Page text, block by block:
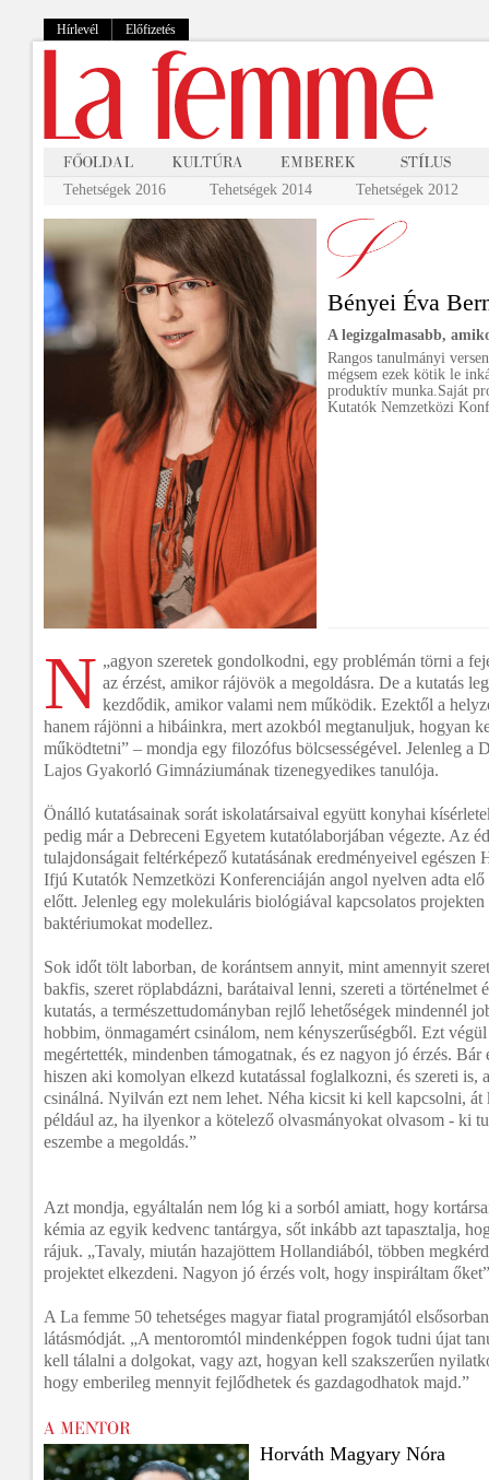
Hírlevél Előfizetés
Tehetségek 2016 Tehetségek 2014 Tehetségek 2012
Bényei Éva
A legizgalmasabb,
Rangos tanulmányi
mégsem ezek kötik le
produktív munka.Saját
Kutatók Nemzetközi
„
N
agyon szeretek gondolkodni, egy problémán törni a
az érzést, amikor rájövök a megoldásra. De a kutatás
kezdődik, amikor valami nem működik. Ezektől a
hanem rájönni a hibáinkra, mert azokból megtanuljuk, hogyan
működtetni” – mondja egy filozófus bölcsességével. Jelenleg a
Lajos Gyakorló Gimnáziumának tizenegyedikes tanulója.
Önálló kutatásainak sorát iskolatársaival együtt konyhai
pedig már a Debreceni Egyetem kutatólaborjában végezte. Az
tulajdonságait feltérképező kutatásának eredményeivel egészen
Ifjú Kutatók Nemzetközi Konferenciáján angol nyelven adta elő
előtt. Jelenleg egy molekuláris biológiával kapcsolatos
baktériumokat modellez.
Sok időt tölt laborban, de korántsem annyit, mint amennyit
bakfis, szeret röplabdázni, barátaival lenni, szereti a történelmet
kutatás, a természettudományban rejlő lehetőségek mindennél
hobbim, önmagamért csinálom, nem kényszerűségből. Ezt
megértették, mindenben támogatnak, és ez nagyon jó érzés.
hiszen aki komolyan elkezd kutatással foglalkozni, és szereti is,
csinálná. Nyilván ezt nem lehet. Néha kicsit ki kell kapcsolni,
például az, ha ilyenkor a kötelező olvasmányokat olvasom - ki
eszembe a megoldás.”
Azt mondja, egyáltalán nem lóg ki a sorból amiatt, hogy
kémia az egyik kedvenc tantárgya, sőt inkább azt tapasztalja,
rájuk. „Tavaly, miután hazajöttem Hollandiából, többen
projektet elkezdeni. Nagyon jó érzés volt, hogy inspiráltam
A La femme 50 tehetséges magyar fiatal programjától
látásmódját. „A mentoromtól mindenképpen fogok tudni újat
kell tálalni a dolgokat, vagy azt, hogyan kell szakszerűen
hogy emberileg mennyit fejlődhetek és gazdagodhatok majd.”
Horváth Magyary Nóra